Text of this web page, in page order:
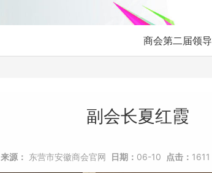
商会第二届领导
副会长夏红霞
来源： 东营市安徽商会官网 日期： 06-10 点击： 1611